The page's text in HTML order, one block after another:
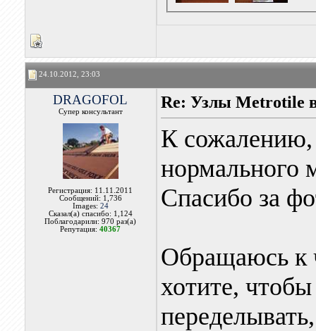
24.10.2012, 23:03
DRAGOFOL
Супер консультант
Регистрация: 11.11.2011
Сообщений: 1,736
Images: 24
Сказал(а) спасибо: 1,124
Поблагодарили: 970 раз(а)
Репутация:40367
Re: Узлы Metrotile
К сожалению,
нормального
Спасибо за
Обращаюсь к
хотите,